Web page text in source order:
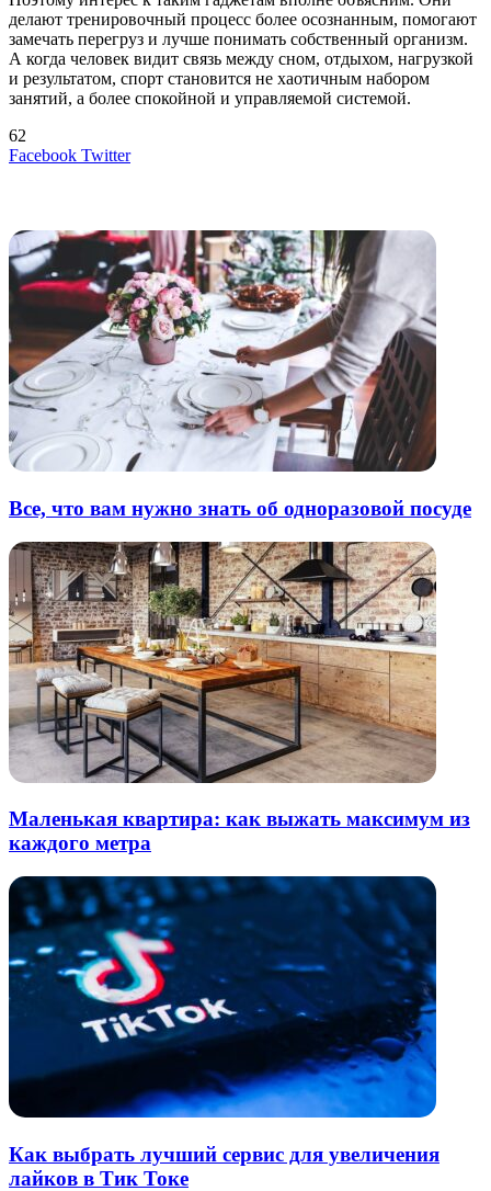
делают тренировочный процесс более осознанным, помогают
замечать перегруз и лучше понимать собственный организм.
А когда человек видит связь между сном, отдыхом, нагрузкой
и результатом, спорт становится не хаотичным набором
занятий, а более спокойной и управляемой системой.
62
Facebook TwitterLinkedIn
Tumblr
Reddit
Вконтакте
Одноклассники
Skype
Messenger
Messenger
WhatsApp
Telegram
Viber
Line
Поделиться
Печатать
Все, что вам нужно знать об одноразовой посуде
Маленькая квартира: как выжать максимум из
каждого метра
Как выбрать лучший сервис для увеличения
лайков в Тик Токе